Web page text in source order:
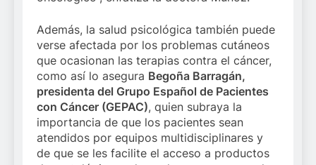
Además, la salud psicológica también puede
verse afectada por los problemas cutáneos
que ocasionan las terapias contra el cáncer,
como así lo asegura Begoña Barragán,
presidenta del Grupo Español de Pacientes
con Cáncer (GEPAC), quien subraya la
importancia de que los pacientes sean
atendidos por equipos multidisciplinares y
de que se les facilite el acceso a productos